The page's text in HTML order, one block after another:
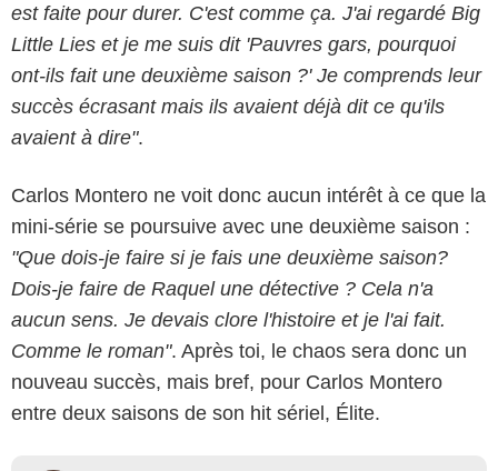
est faite pour durer. C'est comme ça. J'ai regardé Big
Little Lies et je me suis dit 'Pauvres gars, pourquoi
ont-ils fait une deuxième saison ?' Je comprends leur
succès écrasant mais ils avaient déjà dit ce qu'ils
avaient à dire".
Carlos Montero ne voit donc aucun intérêt à ce que la
mini-série se poursuive avec une deuxième saison :
"Que dois-je faire si je fais une deuxième saison?
Dois-je faire de Raquel une détective ? Cela n'a
aucun sens. Je devais clore l'histoire et je l'ai fait.
Comme le roman". Après toi, le chaos sera donc un
nouveau succès, mais bref, pour Carlos Montero
entre deux saisons de son hit sériel, Élite.